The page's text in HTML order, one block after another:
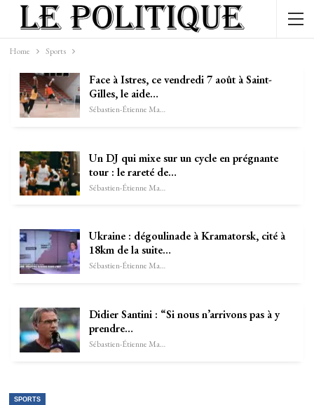
Home Sports
Face à Istres, ce vendredi 7 août à Saint-
Gilles, le aide…
Sébastien-Étienne Marechal
Un DJ qui mixe sur un cycle en prégnante
tour : le rareté de…
Sébastien-Étienne Marechal
Ukraine : dégoulinade à Kramatorsk, cité à
18km de la suite…
Sébastien-Étienne Marechal
Didier Santini : “Si nous n’arrivons pas à y
prendre…
Sébastien-Étienne Marechal
SPORTS